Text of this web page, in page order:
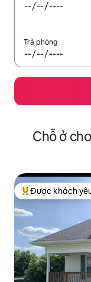
Trả phòng
Chỗ ở
Được khách yêu
Được khách